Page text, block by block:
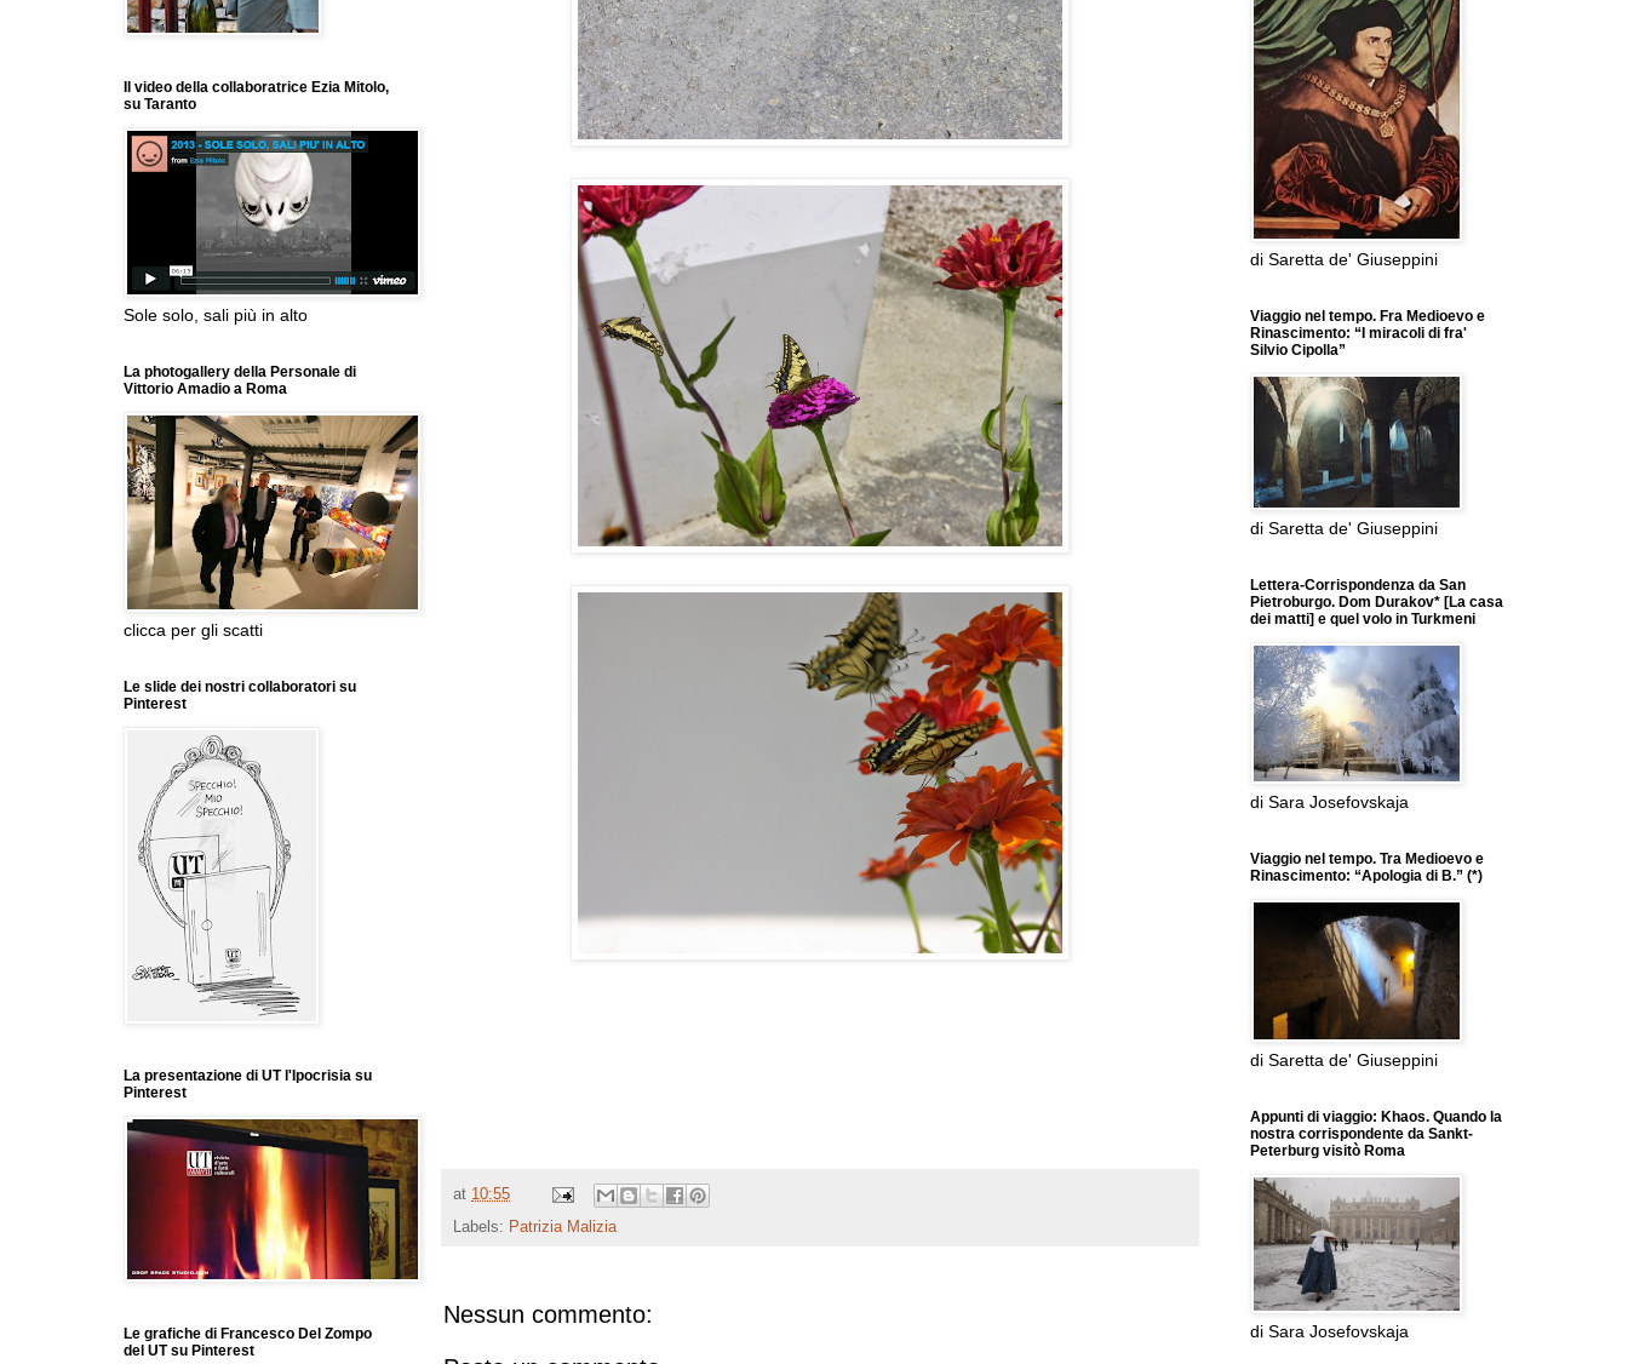
at 10:55
Labels: Patrizia Malizia
Nessun commento:
Il video della collaboratrice Ezia Mitolo,
su Taranto
Sole solo, sali più in alto
La photogallery della Personale di
Vittorio Amadio a Roma
clicca per gli scatti
Le slide dei nostri collaboratori su
Pinterest
La presentazione di UT l'Ipocrisia su
Pinterest
Le grafiche di Francesco Del Zompo
del UT su Pinterest
di Saretta de' Giuseppini
Viaggio nel tempo. Fra Medioevo e
Rinascimento: “I miracoli di fra'
Silvio Cipolla”
di Saretta de' Giuseppini
Lettera-Corrispondenza da San
Pietroburgo. Dom Durakov* [La casa
dei matti] e quel volo in Turkmeni
di Sara Josefovskaja
Viaggio nel tempo. Tra Medioevo e
Rinascimento: “Apologia di B.” (*)
di Saretta de' Giuseppini
Appunti di viaggio: Khaos. Quando la
nostra corrispondente da Sankt-
Peterburg visitò Roma
di Sara Josefovskaja